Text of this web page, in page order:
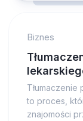
Biznes
Tłumaczenie
to proces,
znajomości